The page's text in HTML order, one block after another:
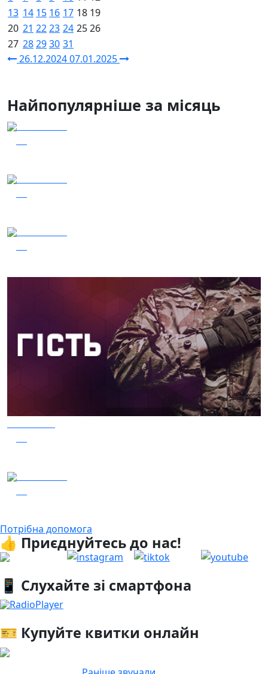
13 14 15 16 17 18 19
20 21 2223 24 2526
27 282930 31
26.12.202407.01.2025
Найпопулярніше за місяць
Потрібна допомога
👍 Приєднуйтесь до нас!
📱 Слухайте зі смартфона
RadioPlayer
🎫 Купуйте квитки онлайн